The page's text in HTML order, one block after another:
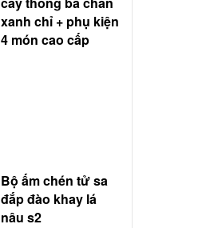
xanh chỉ + phụ kiện
4 món cao cấp
Bộ ấm chén tử sa
đắp đào khay lá
nâu s2